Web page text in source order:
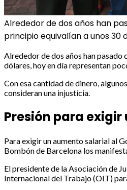
Alrededor de dos años han
principio equivalían a unos
Alrededor de dos años han pasado
dólares, hoy en día representan
Con esa cantidad de dinero,
consideran una injusticia.
Presión para
Para exigir un aumento salarial al
Bombón de Barcelona los
El presidente de la Asociación de
Internacional del Trabajo (OIT)